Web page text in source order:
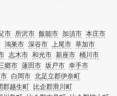
市 所沢市 飯能市 加須市 本庄市
鴻巣市 深谷市 上尾市 草加市
志木市 和光市 新座市 桶川市
郷市 蓮田市 坂戸市 幸手市
白岡市 北足立郡伊奈町
郡越生町
比企郡滑川町